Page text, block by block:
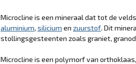
Microcline is een mineraal dat tot de
aluminium, silicium en zuurstof. Dit
stollingsgesteenten zoals graniet,
Microcline is een polymorf van